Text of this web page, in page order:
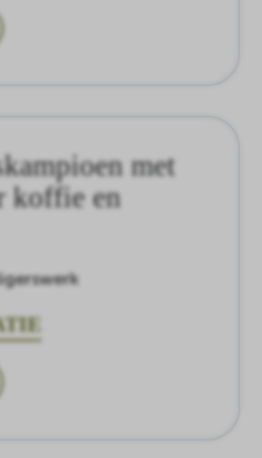
met
koffie en